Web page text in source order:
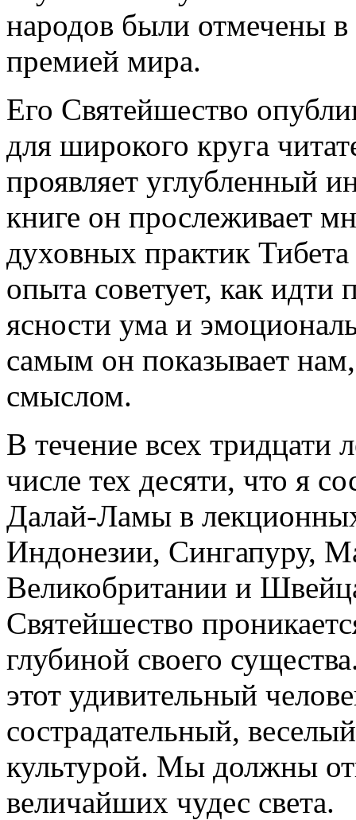
народов были отмечены
премией мира.
Его Святейшество
для широкого круга
проявляет углубленный
книге он прослеживает
духовных практик
опыта советует, как
ясности ума и
самым он показывает
смыслом.
В течение всех тридцати
числе тех десяти, что я
Далай-Ламы в
Индонезии, Сингапуру,
Великобритании и
Святейшество
глубиной своего
этот удивительный
сострадательный,
культурой. Мы должны
величайших чудес света.